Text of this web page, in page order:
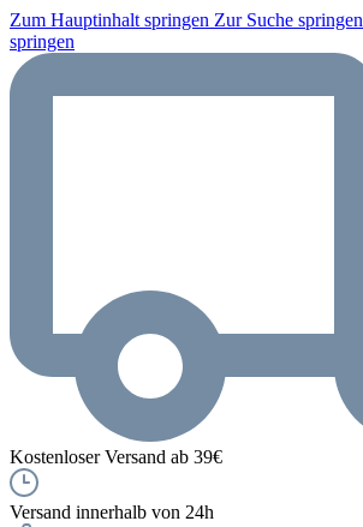
Zum Hauptinhalt springen Zur Suche springen
springen
Kostenloser Versand ab 39€
Versand innerhalb von 24h